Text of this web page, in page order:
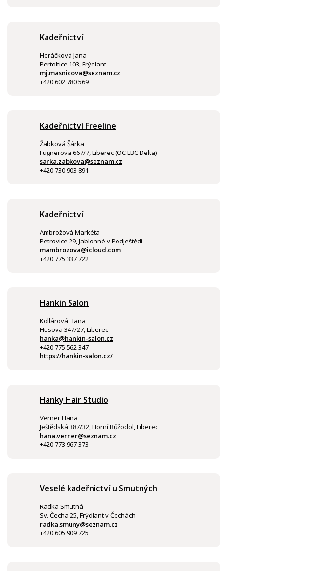
Kadeřnictví
Horáčková Jana
Pertoltice 103, Frýdlant
mj.masnicova@seznam.cz
+420 602 780 569
Kadeřnictví Freeline
Žabková Šárka
Fügnerova 667/7, Liberec (OC LBC Delta)
sarka.zabkova@seznam.cz
+420 730 903 891
Kadeřnictví
Ambrožová Markéta
Petrovice 29, Jablonné v Podještědí
mambrozova@icloud.com
+420 775 337 722
Hankin Salon
Kollárová Hana
Husova 347/27, Liberec
hanka@hankin-salon.cz
+420 775 562 347
https://hankin-salon.cz/
Hanky Hair Studio
Verner Hana
Ještědská 387/32, Horní Růžodol, Liberec
hana.verner@seznam.cz
+420 773 967 373
Veselé kadeřnictví u Smutných
Radka Smutná
Sv. Čecha 25, Frýdlant v Čechách
radka.smuny@seznam.cz
+420 605 909 725